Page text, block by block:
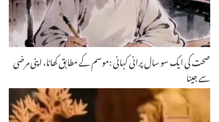
صحت کی ایک سو سال پرانی کہانی :موسم کے مطابق کھانا، اپنی مرضی
سے جینا